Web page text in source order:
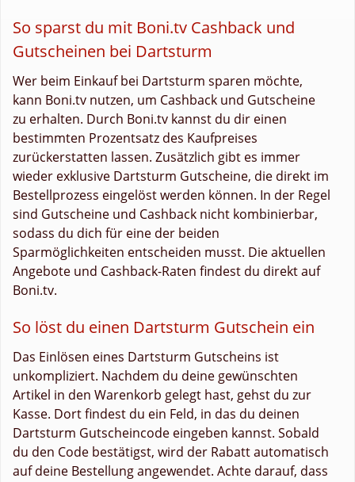
So sparst du mit Boni.tv Cashback und
Gutscheinen bei Dartsturm
Wer beim Einkauf bei Dartsturm sparen möchte,
kann Boni.tv nutzen, um Cashback und Gutscheine
zu erhalten. Durch Boni.tv kannst du dir einen
bestimmten Prozentsatz des Kaufpreises
zurückerstatten lassen. Zusätzlich gibt es immer
wieder exklusive Dartsturm Gutscheine, die direkt im
Bestellprozess eingelöst werden können. In der Regel
sind Gutscheine und Cashback nicht kombinierbar,
sodass du dich für eine der beiden
Sparmöglichkeiten entscheiden musst. Die aktuellen
Angebote und Cashback-Raten findest du direkt auf
Boni.tv.
So löst du einen Dartsturm Gutschein ein
Das Einlösen eines Dartsturm Gutscheins ist
unkompliziert. Nachdem du deine gewünschten
Artikel in den Warenkorb gelegt hast, gehst du zur
Kasse. Dort findest du ein Feld, in das du deinen
Dartsturm Gutscheincode eingeben kannst. Sobald
du den Code bestätigst, wird der Rabatt automatisch
auf deine Bestellung angewendet. Achte darauf, dass